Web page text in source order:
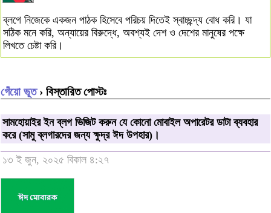
ব্লগে নিজেকে একজন পাঠক হিসেবে পরিচয় দিতেই স্বাচ্ছন্দ্য বোধ করি। যা
সঠিক মনে করি, অন্যায়ের বিরুদ্ধে, অবশ্যই দেশ ও দেশের মানুষের পক্ষে
লিখতে চেষ্টা করি।
গেঁয়ো ভূত› বিস্তারিত পোস্টঃ
সামহোয়াইর ইন ব্লগ ভিজিট করুন যে কোনো মোবাইল অপারেটর ডাটা ব্যবহার
করে (সামু ব্লগারদের জন্য ক্ষুদ্র ঈদ উপহার)।
১৩ ই জুন, ২০২৫ বিকাল ৪:২৭